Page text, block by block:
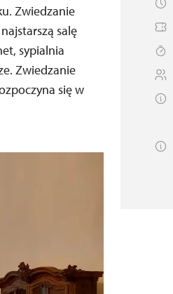
Zwiedzanie
salę
sypialnia
Zwiedzanie
się w